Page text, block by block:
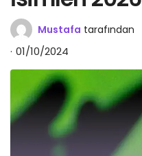
Mustafa tarafından
01/10/2024